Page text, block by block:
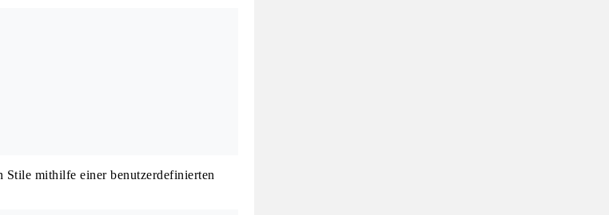
Stile mithilfe einer benutzerdefinierten